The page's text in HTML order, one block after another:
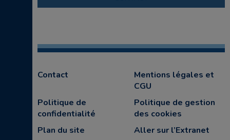
Contact
Mentions légales et
CGU
Politique de
confidentialité
Politique de gestion
des cookies
Plan du site
Aller sur l’Extranet